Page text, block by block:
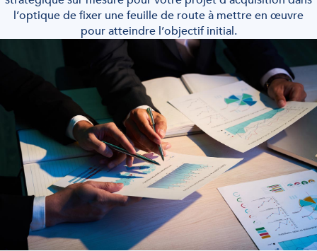
l’optique de fixer une feuille de route à mettre en œuvre
pour atteindre l’objectif initial.